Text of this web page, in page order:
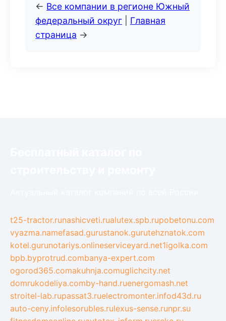
← Все компании в регионе Южный
федеральный округ
Главная
страница →
t25-tractor.runashicveti.rualutex.spb.rupobetonu.com
vyazma.namefasad.gurustanok.gurutehznatok.com
kotel.gurunotariys.onlineserviceyard.net1igolka.com
bpb.byprotrud.combanya-expert.com
ogorod365.comakuhnja.comuglichcity.net
domrukodeliya.comby-hand.ruenergomash.net
stroitel-lab.rupassat3.ruelectromonter.infod43d.ru
auto-ceny.infolesorubles.rulexus-sense.runpr.su